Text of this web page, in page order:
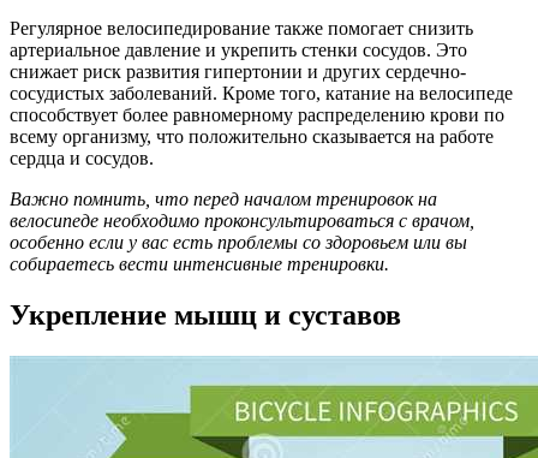
Регулярное велосипедирование также помогает снизить
артериальное давление и укрепить стенки сосудов. Это
снижает риск развития гипертонии и других сердечно-
сосудистых заболеваний. Кроме того, катание на велосипеде
способствует более равномерному распределению крови по
всему организму, что положительно сказывается на работе
сердца и сосудов.
Важно помнить, что перед началом тренировок на
велосипеде необходимо проконсультироваться с врачом,
особенно если у вас есть проблемы со здоровьем или вы
собираетесь вести интенсивные тренировки.
Укрепление мышц и суставов